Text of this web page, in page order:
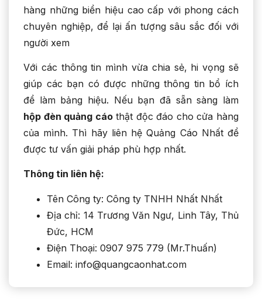
hàng những biển hiệu cao cấp với phong cách
chuyên nghiệp, để lại ấn tượng sâu sắc đối với
người xem
Với các thông tin mình vừa chia sẻ, hi vọng sẽ
giúp các bạn có được những thông tin bổ ích
để làm bảng hiệu. Nếu bạn đã sẵn sàng làm
hộp đèn quảng cáothật độc đáo cho cửa hàng
của mình. Thì hãy liên hệ Quảng Cáo Nhất để
được tư vấn giải pháp phù hợp nhất.
Thông tin liên hệ:
Tên Công ty: Công ty TNHH Nhất Nhất
Địa chỉ: 14 Trương Văn Ngư, Linh Tây, Thủ
Đức, HCM
Điện Thoại: 0907 975 779 (Mr.Thuấn)
Email: info@quangcaonhat.com